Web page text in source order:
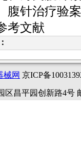
腹针治疗验
考文献
械网 京ICP备
昌平园创新路4号